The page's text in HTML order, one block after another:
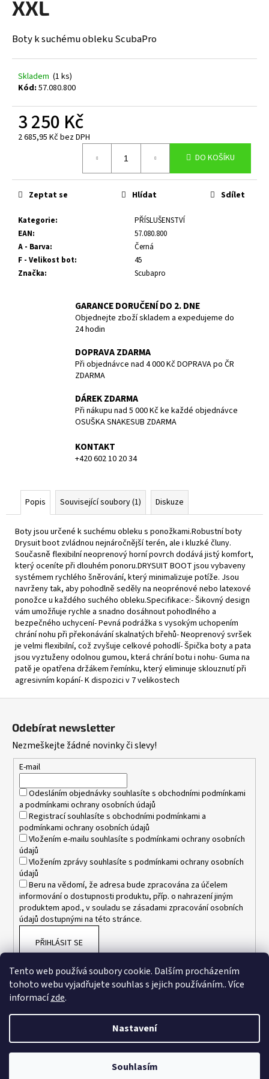
Tento web používá soubory cookie. Dalším procházením
tohoto webu vyjadřujete souhlas s jejich používáním.. Více
informacízde.
Nastavení
Souhlasím
XXL
Boty k suchému obleku ScubaPro
Skladem (1 ks)
Kód: 57.080.800
3 250 Kč
2 685,95 Kč bez DPH
DO KOŠÍKU
Kategorie:
PŘÍSLUŠENSTVÍ
EAN:
57.080.800
A - Barva:
Černá
F - Velikost bot:
45
Značka: Scubapro
Zeptat se Hlídat Sdílet
GARANCE DORUČENÍ DO 2. DNE
Objednejte zboží skladem a expedujeme do
24 hodin
DOPRAVA ZDARMA
Při objednávce nad 4 000 Kč DOPRAVA po ČR
ZDARMA
DÁREK ZDARMA
Při nákupu nad 5 000 Kč ke každé objednávce
OSUŠKA SNAKESUB ZDARMA
KONTAKT
+420 602 10 20 34
Popis Související soubory (1) Diskuze
Boty jsou určené k suchému obleku s ponožkami.Robustní boty
Drysuit boot zvládnou nejnáročnější terén, ale i kluzké čluny.
Současně flexibilní neoprenový horní povrch dodává jistý komfort,
který oceníte při dlouhém ponoru.DRYSUIT BOOT jsou vybaveny
systémem rychlého šněrování, který minimalizuje potíže. Jsou
navrženy tak, aby pohodlně seděly na neoprénové nebo latexové
ponožce u každého suchého obleku.Specifikace:- Šikovný design
vám umožňuje rychle a snadno dosáhnout pohodlného a
bezpečného uchycení- Pevná podrážka s vysokým uchopením
chrání nohu při překonávání skalnatých břehů- Neoprenový svršek
je velmi flexibilní, což zvyšuje celkové pohodlí- Špička boty a pata
jsou vyztuženy odolnou gumou, která chrání botu i nohu- Guma na
patě je opatřena držákem řemínku, který eliminuje sklouznutí při
agresivním kopání- K dispozici v 7 velikostech
a
j
í
t
?
HLEDAT
D
p
o
u
Odebírat newsletter
Nezmeškejte žádné novinky či slevy!
E-mail
Odesláním objednávky souhlasíte s obchodními podmínkami
a podmínkami ochrany osobních údajů
Registrací souhlasíte s obchodními podmínkami a
podmínkami ochrany osobních údajů
Vložením e-mailu souhlasíte s podmínkami ochrany osobních
údajů
Vložením zprávy souhlasíte s podmínkami ochrany osobních
údajů
Beru na vědomí, že adresa bude zpracována za účelem
informování o dostupnosti produktu, příp. o nahrazení jiným
produktem apod., v souladu se zásadami zpracování osobních
údajů dostupnými na této stránce.
PŘIHLÁSIT SE
Vytvořil Shoptet
www.esnakesub.cz. Všechna práva vyhrazena.